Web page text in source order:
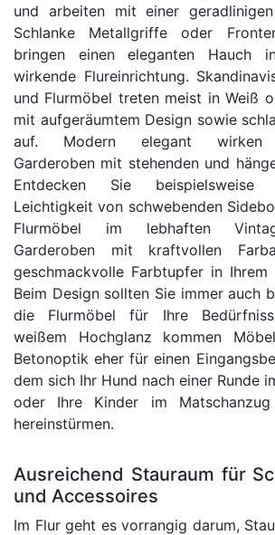
und arbeiten mit einer geradlinigen
Schlanke Metallgriffe oder
bringen einen eleganten Hauch
wirkende Flureinrichtung.
und Flurmöbel treten meist in Weiß
mit aufgeräumtem Design sowie
auf. Modern elegant wirken
Garderoben mit stehenden und
Entdecken Sie beispielsweise
Leichtigkeit von schwebenden
Flurmöbel im lebhaften
Garderoben mit kraftvollen
geschmackvolle Farbtupfer in Ihrem
Beim Design sollten Sie immer auch
die Flurmöbel für Ihre
weißem Hochglanz kommen
Betonoptik eher für einen
dem sich Ihr Hund nach einer Runde
oder Ihre Kinder im
hereinstürmen.
Ausreichend Stauraum für
und Accessoires
Im Flur geht es vorrangig darum,